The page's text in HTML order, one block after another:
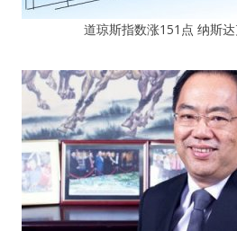
道琼斯指数涨151点 纳斯